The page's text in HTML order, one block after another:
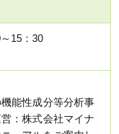
15：30
能性成分等分析事
：株式会社マイナ